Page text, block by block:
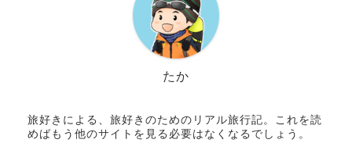
たか
旅好きによる、旅好きのためのリアル旅行記。これを読
めばもう他のサイトを見る必要はなくなるでしょう。